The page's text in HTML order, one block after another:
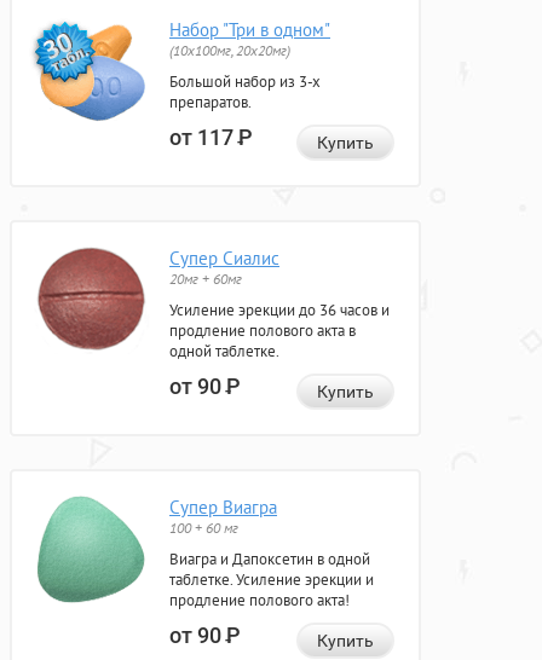
Набор "Три в одном"
(10x100мг, 20x20мг)
Большой набор из 3-х
препаратов.
от 117Р Купить
Супер Сиалис
20мг + 60мг
Усиление эрекции до 36 часов и
продление полового акта в
одной таблетке.
от 90Р Купить
Супер Виагра
100 + 60 мг
Виагра и Дапоксетин в одной
таблетке. Усиление эрекции и
продление полового акта!
от 90Р Купить